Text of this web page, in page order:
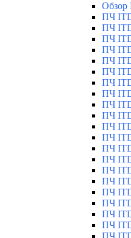
ПЧ
ПЧ
ПЧ
ПЧ
ПЧ
ПЧ
ПЧ
ПЧ
ПЧ
ПЧ
ПЧ
ПЧ
ПЧ
ПЧ
ПЧ
ПЧ
ПЧ
ПЧ
ПЧ
ПЧ